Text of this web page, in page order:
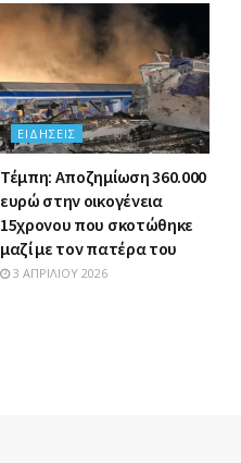
ΕΙΔΉΣΕΙΣ
Τέμπη: Αποζημίωση 360.000
ευρώ στην οικογένεια
15χρονου που σκοτώθηκε
μαζί με τον πατέρα του
3 ΑΠΡΙΛΊΟΥ 2026